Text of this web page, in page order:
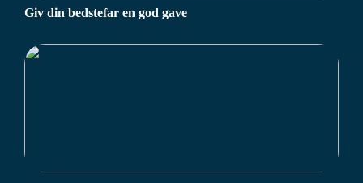
Giv din bedstefar en god gave